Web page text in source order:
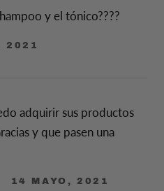
y el tónico????
2021
adquirir sus productos
y que pasen una
14 MAYO, 2021